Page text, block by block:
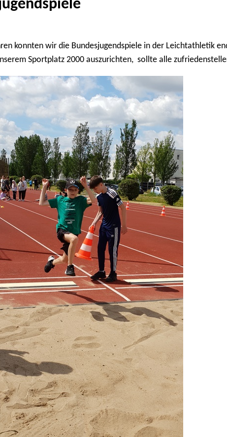
konnten wir die Bundesjugendspiele in der Leichtathletik
Sportplatz 2000 auszurichten, sollte alle